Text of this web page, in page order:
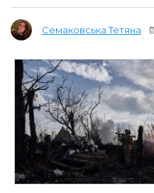
Семаковська Тетяна